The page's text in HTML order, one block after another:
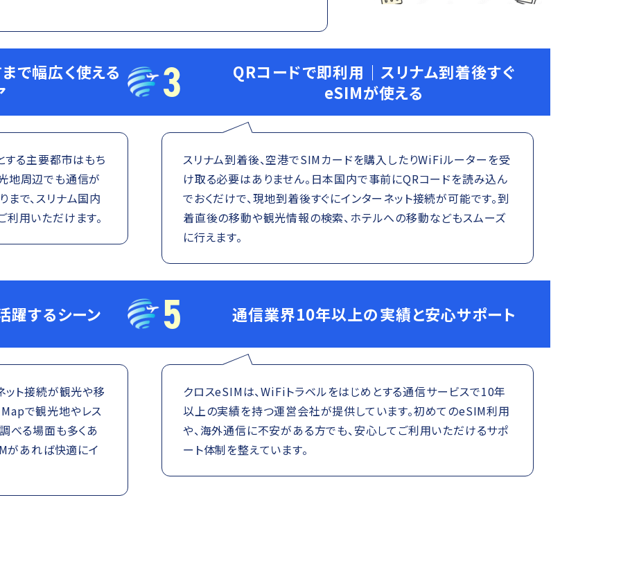
で幅広く使える
する主要都市はもち
地周辺でも通信が
で、スリナム国内
用いただけます。
3
QRコードで即利用｜スリナム到着後すぐ
eSIMが使える
スリナム到着後、空港でSIMカードを購入したりWiFiルーターを受
け取る必要はありません。日本国内で事前にQRコードを読み込ん
でおくだけで、現地到着後すぐにインターネット接続が可能です。到
着直後の移動や観光情報の検索、ホテルへの移動などもスムーズ
に行えます。
躍するシーン
ット接続が観光や移
で観光地やレス
べる場面も多くあ
があれば快適にイ
5 通信業界10年以上の実績と安心サポート
クロスeSIMは、WiFiトラベルをはじめとする通信サービスで10年
以上の実績を持つ運営会社が提供しています。初めてのeSIM利用
や、海外通信に不安がある方でも、安心してご利用いただけるサポ
ート体制を整えています。